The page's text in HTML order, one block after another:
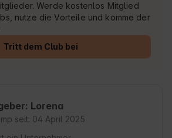
Werde kostenlos Mitglied
nutze die Vorteile und komme der
Tritt dem Club bei
Lorena
seit: 04 April 2025